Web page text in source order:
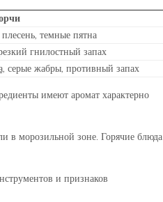
темные пятна
гнилостный запах
серые жабры, противный запах
имеют аромат характерно
в морозильной зоне. Горячие блюда
и признаков